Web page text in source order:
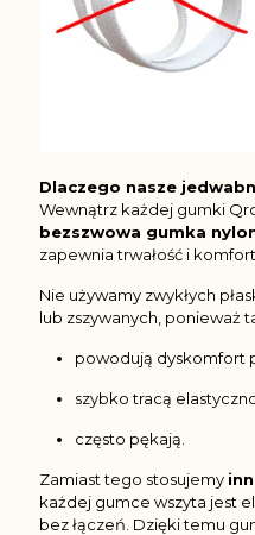
Dlaczego nasze
Wewnątrz każdej gumki
bezszwowa gumka
zapewnia trwałość i
Nie używamy zwykłych
lub zszywanych, ponieważ
powodują dyskomfort
szybko tracą
często pękają.
Zamiast tego stosujemy
każdej gumce wszyta jest
bez łączeń. Dzięki temu